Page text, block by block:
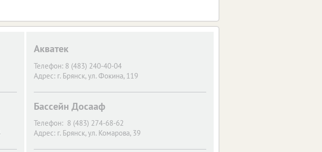
Акватек
Телефон: 8 (483) 240-40-04
Адрес: г. Брянск, ул. Фокина, 119
Бассейн Досааф
Телефон: 8 (483) 274-68-62
Адрес: г. Брянск, ул. Комарова, 39